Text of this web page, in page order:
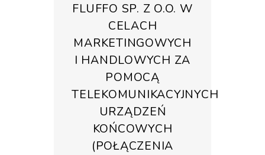
FLUFFO SP. Z O.O. W
CELACH
MARKETINGOWYCH
I HANDLOWYCH ZA
POMOCĄ
TELEKOMUNIKACYJNYCH
URZĄDZEŃ
KOŃCOWYCH
(POŁĄCZENIA